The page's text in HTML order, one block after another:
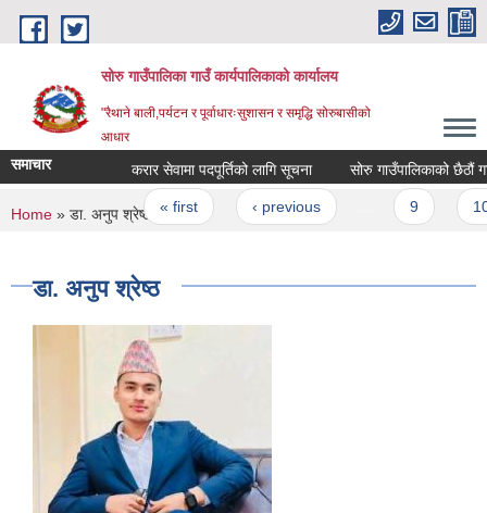
Skip to main content
सोरु गाउँपालिका गाउँ कार्यपालिकाको कार्यालय
"रैथाने बाली,पर्यटन र पूर्वाधारःसुशासन र समृद्धि सोरुबासीको
आधार
समाचार करार सेवामा पदपूर्तिको लागि सूचना
Pages
« first ‹ previous 10
You are here
Home » डा. अनुप श्रेष्ठ
डा. अनुप श्रेष्ठ